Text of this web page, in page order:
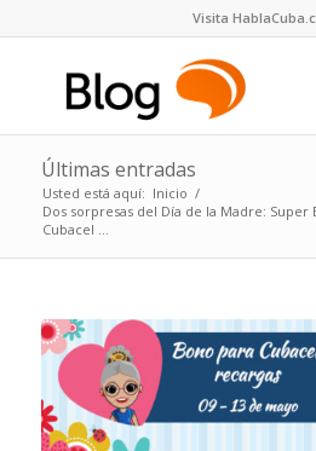
Visita
Últimas entradas
Usted está aquí: Inicio /
Dos sorpresas del Día de la Madre: Super
Cubacel ...